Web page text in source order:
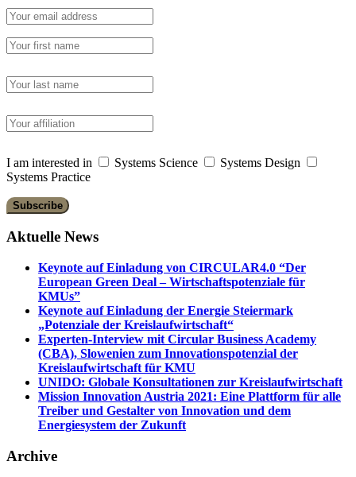
I am interested in Systems Science
Systems Design
Systems Practice
Aktuelle News
Keynote auf Einladung von CIRCULAR4.0 “Der
European Green Deal – Wirtschaftspotenziale für
KMUs”
Keynote auf Einladung der Energie Steiermark
„Potenziale der Kreislaufwirtschaft“
Experten-Interview mit Circular Business Academy
(CBA), Slowenien zum Innovationspotenzial der
Kreislaufwirtschaft für KMU
UNIDO: Globale Konsultationen zur Kreislaufwirtschaft
Mission Innovation Austria 2021: Eine Plattform für alle
Treiber und Gestalter von Innovation und dem
Energiesystem der Zukunft
Archive